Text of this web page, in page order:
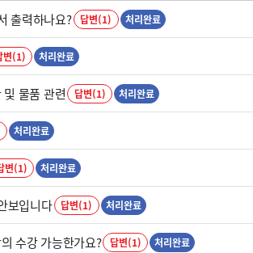
출력하나요? 답변(1) 처리완료
변(1) 처리완료
물품 관련 답변(1) 처리완료
처리완료
변(1) 처리완료
보입니다 답변(1) 처리완료
수강 가능한가요? 답변(1) 처리완료